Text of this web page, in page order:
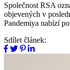
Společnost RSA
objevených v
Pandemiya nabízí
Sdílet článek: